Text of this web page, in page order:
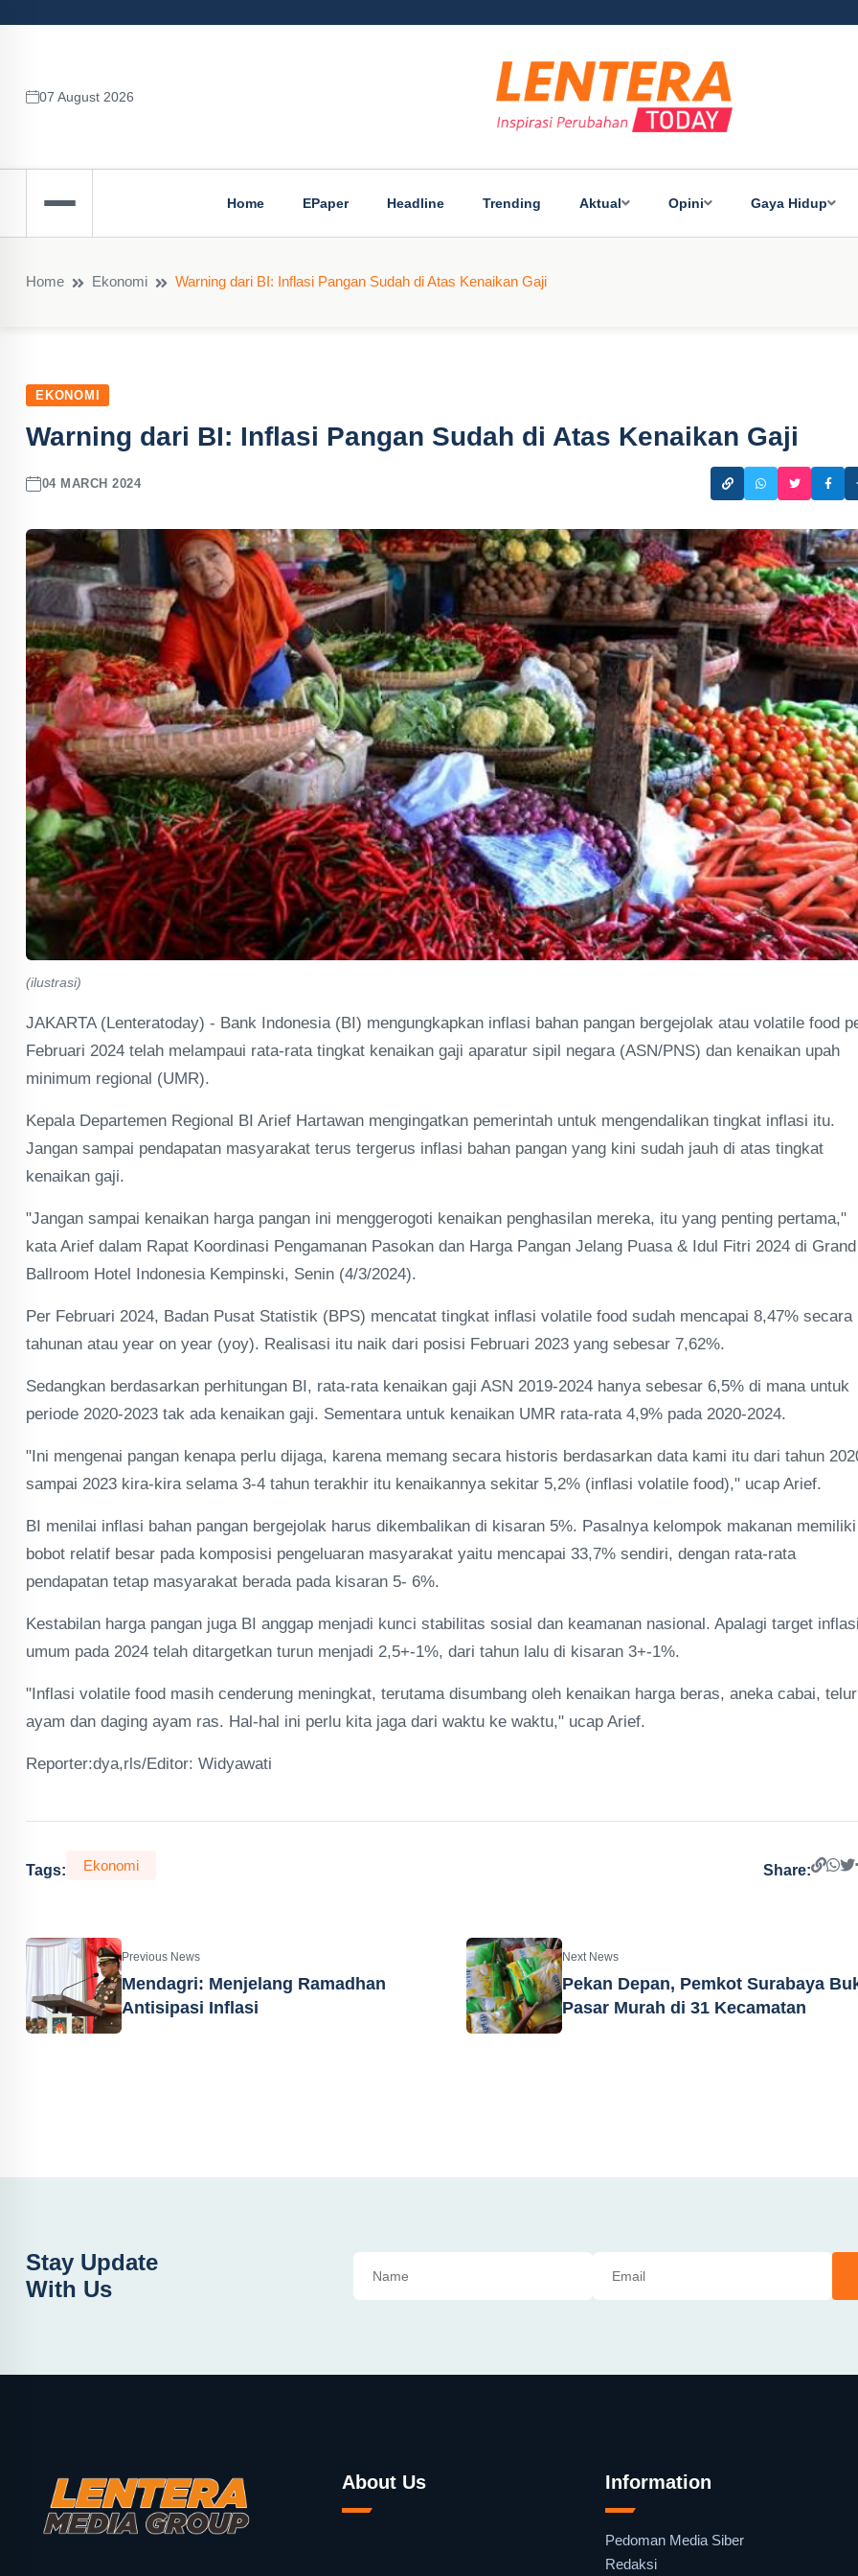
07 August 2026
Home EPaper Headline Trending Aktual Opini Gaya Hidup
Home Ekonomi Warning dari BI: Inflasi Pangan Sudah di Atas Kenaikan Gaji
EKONOMI
Warning dari BI: Inflasi Pangan Sudah di Atas Kenaikan Gaji
04 MARCH 2024
(ilustrasi)
JAKARTA (Lenteratoday) - Bank Indonesia (BI) mengungkapkan inflasi bahan pangan bergejolak atau volatile food
Februari 2024 telah melampaui rata-rata tingkat kenaikan gaji aparatur sipil negara (ASN/PNS) dan kenaikan upah
minimum regional (UMR).
Kepala Departemen Regional BI Arief Hartawan mengingatkan pemerintah untuk mengendalikan tingkat inflasi itu.
Jangan sampai pendapatan masyarakat terus tergerus inflasi bahan pangan yang kini sudah jauh di atas tingkat
kenaikan gaji.
"Jangan sampai kenaikan harga pangan ini menggerogoti kenaikan penghasilan mereka, itu yang penting pertama,"
kata Arief dalam Rapat Koordinasi Pengamanan Pasokan dan Harga Pangan Jelang Puasa & Idul Fitri 2024 di Grand
Ballroom Hotel Indonesia Kempinski, Senin (4/3/2024).
Per Februari 2024, Badan Pusat Statistik (BPS) mencatat tingkat inflasi volatile food sudah mencapai 8,47% secara
tahunan atau year on year (yoy). Realisasi itu naik dari posisi Februari 2023 yang sebesar 7,62%.
Sedangkan berdasarkan perhitungan BI, rata-rata kenaikan gaji ASN 2019-2024 hanya sebesar 6,5% di mana untuk
periode 2020-2023 tak ada kenaikan gaji. Sementara untuk kenaikan UMR rata-rata 4,9% pada 2020-2024.
"Ini mengenai pangan kenapa perlu dijaga, karena memang secara historis berdasarkan data kami itu dari tahun
sampai 2023 kira-kira selama 3-4 tahun terakhir itu kenaikannya sekitar 5,2% (inflasi volatile food)," ucap Arief.
BI menilai inflasi bahan pangan bergejolak harus dikembalikan di kisaran 5%. Pasalnya kelompok makanan memiliki
bobot relatif besar pada komposisi pengeluaran masyarakat yaitu mencapai 33,7% sendiri, dengan rata-rata
pendapatan tetap masyarakat berada pada kisaran 5- 6%.
Kestabilan harga pangan juga BI anggap menjadi kunci stabilitas sosial dan keamanan nasional. Apalagi target
umum pada 2024 telah ditargetkan turun menjadi 2,5+-1%, dari tahun lalu di kisaran 3+-1%.
"Inflasi volatile food masih cenderung meningkat, terutama disumbang oleh kenaikan harga beras, aneka cabai, telur
ayam dan daging ayam ras. Hal-hal ini perlu kita jaga dari waktu ke waktu," ucap Arief.
Reporter:dya,rls/Editor: Widyawati
Tags: Ekonomi Share:
Previous News
Mendagri: Menjelang Ramadhan
Antisipasi Inflasi
Next News
Pekan Depan, Pemkot Surabaya
Pasar Murah di 31 Kecamatan
Stay Update
With Us
About Us Information
Pedoman Media Siber
Redaksi